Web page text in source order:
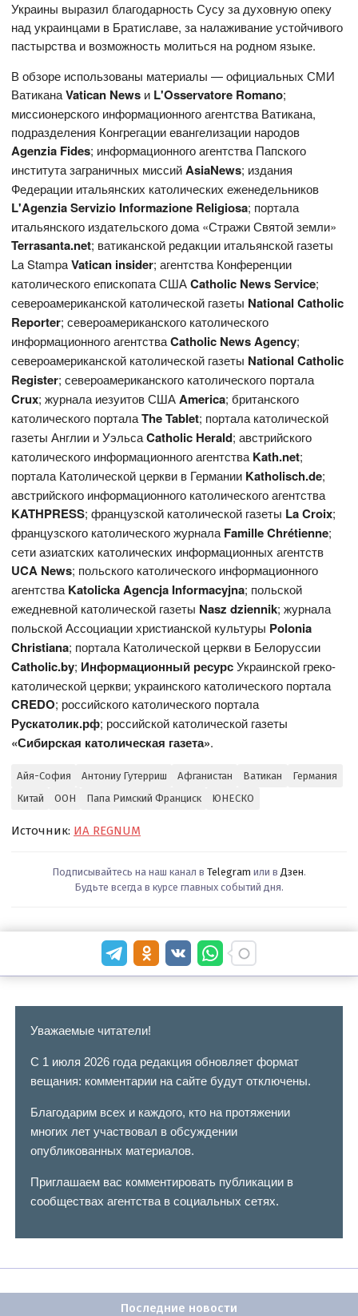
Украины выразил благодарность Сусу за духовную опеку
над украинцами в Братиславе, за налаживание устойчивого
пастырства и возможность молиться на родном языке.
В обзоре использованы материалы — официальных СМИ
ВатиканаVatican News и L'Osservatore Romano;
миссионерского информационного агентства Ватикана,
подразделения Конгрегации евангелизации народов
Agenzia Fides; информационного агентства Папского
института заграничных миссийAsiaNews; издания
Федерации итальянских католических еженедельников
L'Agenzia Servizio Informazione Religiosa; портала
итальянского издательского дома «Стражи Святой земли»
Terrasanta.net; ватиканской редакции итальянской газеты
La StampaVatican insider; агентства Конференции
католического епископата СШАCatholic News Service;
североамериканской католической газеты National Catholic
Reporter; североамериканского католического
информационного агентстваCatholic News Agency;
североамериканской католической газеты National Catholic
Register; североамериканского католического портала
Crux; журнала иезуитов СШАAmerica; британского
католического порталаTheTablet; портала католической
газеты Англии и УэльсаCatholic Herald; австрийского
католического информационного агентстваKath.net;
портала Католической церкви в Германии Katholisch.de;
австрийского информационного католического агентства
KATHPRESS; французской католической газеты La Croix;
французского католического журналаFamille Chrétienne;
сети азиатских католических информационных агентств
UCA News; польского католического информационного
агентстваKatolicka Agencja Informacyjna; польской
ежедневной католической газеты Nasz dziennik; журнала
польской Ассоциации христианской культуры Polonia
Christiana; портала Католической церкви в Белоруссии
Catholic.by; Информационный ресурсУкраинской греко-
католической церкви; украинского католического портала
CREDO; российского католического портала
Рускатолик.рф; российской католической газеты
«Сибирская католическая газета».
Айя-София Антониу Гутерриш Афганистан Ватикан
Германия
Китай
ООН Папа Римский Франциск ЮНЕСКО
Источник: ИА REGNUM
Подписывайтесь на наш канал в Telegram или в Дзен.
Будьте всегда в курсе главных событий дня.
Уважаемые читатели!
С 1 июля 2026 года редакция обновляет формат
вещания: комментарии на сайте будут отключены.
Благодарим всех и каждого, кто на протяжении
многих лет участвовал в обсуждении
опубликованных материалов.
Приглашаем вас комментировать публикации в
сообществах агентства в социальных сетях.
Последние новости